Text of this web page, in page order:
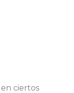
ciertos